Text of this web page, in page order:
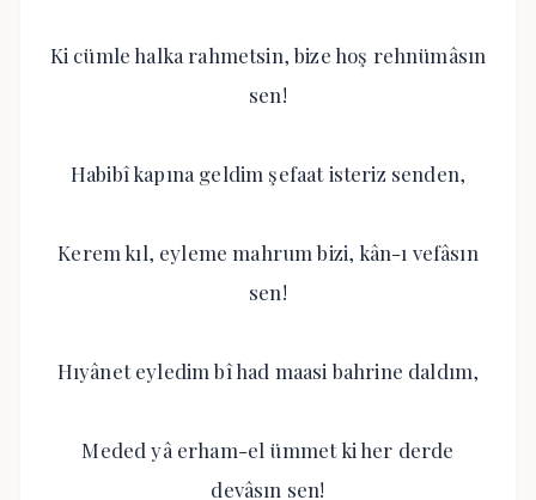
Ki cümle halka rahmetsin, bize hoş rehnümâsın
sen!
Habibî kapına geldim şefaat isteriz senden,
Kerem kıl, eyleme mahrum bizi, kân-ı vefâsın
sen!
Hıyânet eyledim bî had maasi bahrine daldım,
Meded yâ erham-el ümmet ki her derde
devâsın sen!